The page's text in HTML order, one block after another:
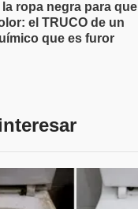
ropa negra para que
el TRUCO de un
que es furor